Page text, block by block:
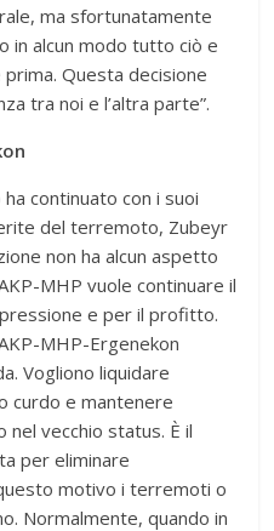
ma sfortunatamente
in alcun modo tutto ciò e
Questa decisione
tra noi e l’altra parte”.
continuato con i suoi
del terremoto, Zubeyr
non ha alcun aspetto
MHP vuole continuare il
e per il profitto.
MHP-Ergenekon
Vogliono liquidare
curdo e mantenere
nel vecchio status. È il
per eliminare
motivo i terremoti o
Normalmente, quando in